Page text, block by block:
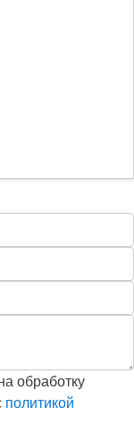
обработку
политикой